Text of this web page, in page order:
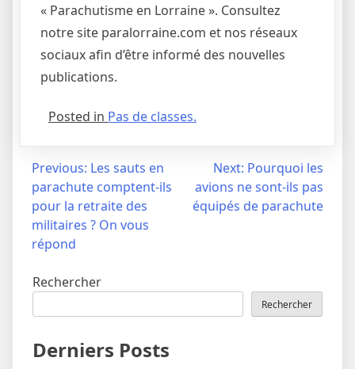
« Parachutisme en Lorraine ». Consultez
notre site paralorraine.com et nos réseaux
sociaux afin d’être informé des nouvelles
publications.
Posted in Pas de classes.
Navigation
l’article
Previous: Les sauts en
parachute comptent-ils
pour la retraite des
militaires ? On vous
répond
Next: Pourquoi les
avions ne sont-ils pas
équipés de parachute
Rechercher
Rechercher
Derniers Posts